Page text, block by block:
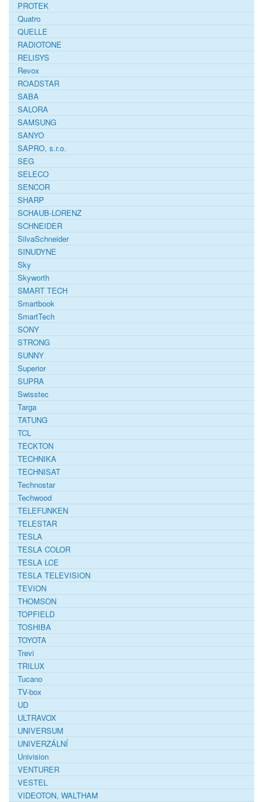
PROTEK
Quatro
QUELLE
RADIOTONE
RELISYS
Revox
ROADSTAR
SABA
SALORA
SAMSUNG
SANYO
SAPRO, s.r.o.
SEG
SELECO
SENCOR
SHARP
SCHAUB-LORENZ
SCHNEIDER
SilvaSchneider
SINUDYNE
Sky
Skyworth
SMART TECH
Smartbook
SmartTech
SONY
STRONG
SUNNY
Superior
SUPRA
Swisstec
Targa
TATUNG
TCL
TECKTON
TECHNIKA
TECHNISAT
Technostar
Techwood
TELEFUNKEN
TELESTAR
TESLA
TESLA COLOR
TESLA LCE
TESLA TELEVISION
TEVION
THOMSON
TOPFIELD
TOSHIBA
TOYOTA
Trevi
TRILUX
Tucano
TV-box
UD
ULTRAVOX
UNIVERSUM
UNIVERZÁLNÍ
Univision
VENTURER
VESTEL
VIDEOTON, WALTHAM